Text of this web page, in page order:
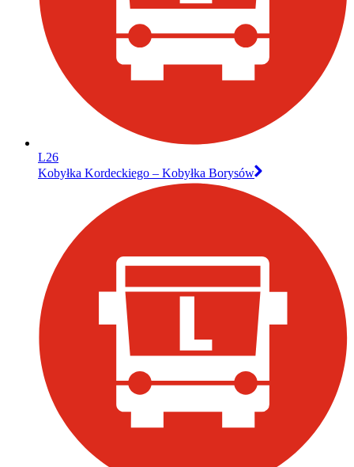
L26
Kobyłka Kordeckiego – Kobyłka Borysów